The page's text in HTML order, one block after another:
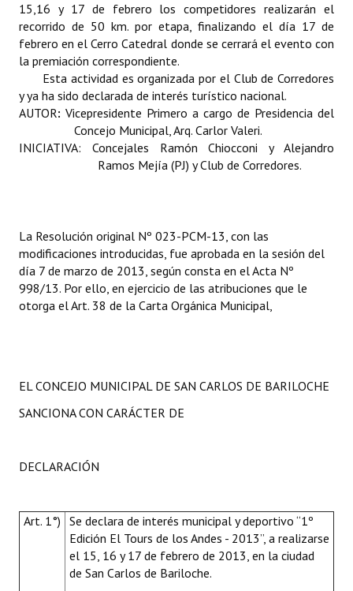
INSTITUCIONAL
Antiguos Pobladores
Noticias Destacadas
Registros y Distinciones
Datos Históricos
Mujeres que Dejaron Huellas - Registro
Periodistas Decanos - Registro
Ciudadano Ilustre - Registro
Huéspedes de Honor - Registro
Antiguos Pobladores - Registro
Entrega de distinciones
REFORMA DE LA CARTA ORGÁNICA
15,16 y 17 de febrero los competidores realizarán el
recorrido de 50 km. por etapa, finalizando el día 17 de
febrero en el Cerro Catedral donde se cerrará el evento con
la premiación correspondiente.
Esta actividad es organizada por el Club de Corredores
y ya ha sido declarada de interés turístico nacional.
AUTOR: Vicepresidente Primero a cargo de Presidencia del
Concejo Municipal, Arq. Carlor Valeri.
INICIATIVA: Concejales Ramón Chiocconi y Alejandro
Ramos Mejía (PJ) y Club de Corredores.
La Resolución original Nº 023-PCM-13, con las
modificaciones introducidas, fue aprobada en la sesión del
día 7 de marzo de 2013, según consta en el Acta Nº
998/13. Por ello, en ejercicio de las atribuciones que le
otorga el Art. 38 de la Carta Orgánica Municipal,
EL CONCEJO MUNICIPAL DE SAN CARLOS DE BARILOCHE
SANCIONA CON CARÁCTER DE
DECLARACIÓN
Art. 1°) Se declara de interés municipal y deportivo “1º
Edición El Tours de los Andes - 2013”, a realizarse
el 15, 16 y 17 de febrero de 2013, en la ciudad
de San Carlos de Bariloche.